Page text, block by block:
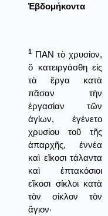
Ἑβδομήκοντα
1 ΠΑΝ τὸ χρυσίον,
ὃ κατειργάσθη εἰς
τὰ ἔργα κατὰ
πᾶσαν τὴν
ἐργασίαν τῶν
ἁγίων, ἐγένετο
χρυσίου τοῦ τῆς
ἀπαρχῆς, ἐννέα
καὶ εἴκοσι τάλαντα
καὶ ἑπτακόσιοι
εἴκοσι σίκλοι κατὰ
τὸν σίκλον τὸν
ἅγιον·